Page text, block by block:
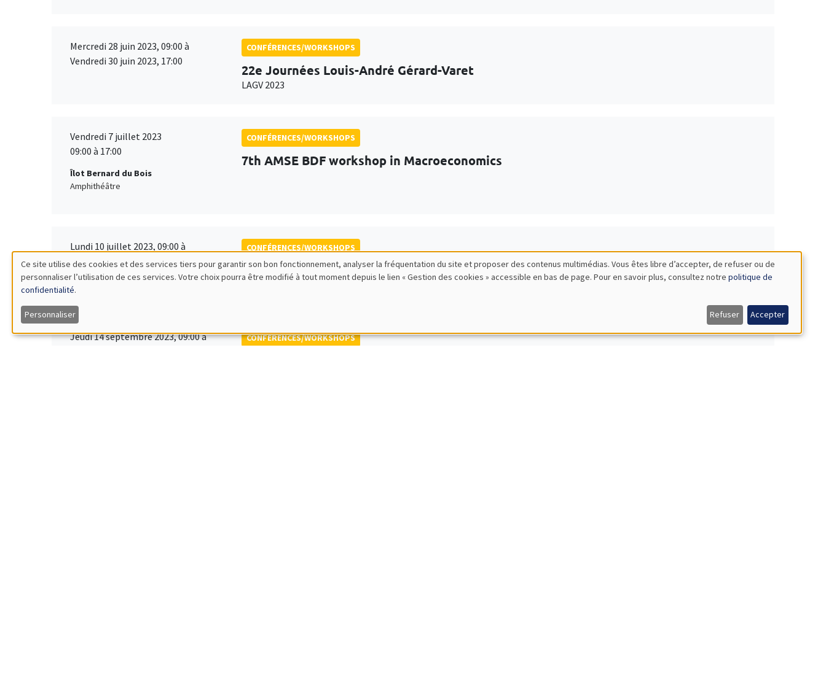
Mercredi 28 juin 2023, 09:00 à
Vendredi 30 juin 2023, 17:00
CONFÉRENCES/WORKSHOPS
22e Journées Louis-André Gérard-Varet
LAGV 2023
Vendredi 7 juillet 2023
09:00 à 17:00
Îlot Bernard du Bois
Amphithéâtre
CONFÉRENCES/WORKSHOPS
7th AMSE BDF workshop in Macroeconomics
Lundi 10 juillet 2023, 09:00 à
Mercredi 12 juillet 2023, 17:00
CONFÉRENCES/WORKSHOPS
Tenth ECINEQ Meeting 2023
Society for the Study of Economic Inequality
Jeudi 14 septembre 2023, 09:00 à
CONFÉRENCES/WORKSHOPS
Utilisation
des
données
Ce site utilise des cookies et des services tiers pour garantir son bon fonctionnement, analyser la fréquentation du site et proposer des contenus multimédias. Vous êtes libre d’accepter, de refuser ou de
personnaliser l’utilisation de ces services. Votre choix pourra être modifié à tout moment depuis le lien « Gestion des cookies » accessible en bas de page. Pour en savoir plus, consultez notre politique de
confidentialité.
Personnaliser Refuser Accepter